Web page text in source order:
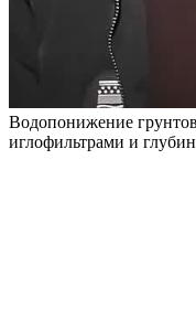
Водопонижение
иглофильтрами и